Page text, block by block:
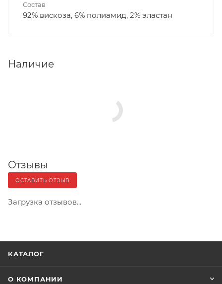
Состав
92% вискоза, 6% полиамид, 2% эластан
Наличие
Отзывы
ОСТАВИТЬ ОТЗЫВ
Загрузка отзывов...
КАТАЛОГ
О КОМПАНИИ